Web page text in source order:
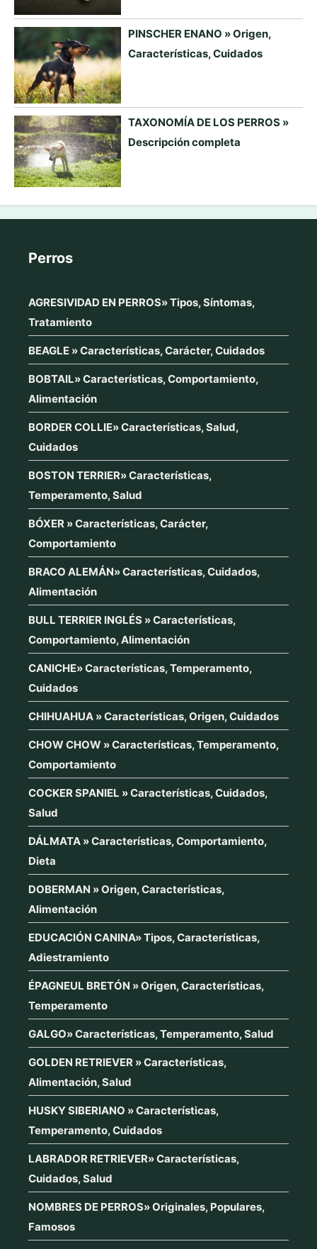
PINSCHER ENANO » Origen,
Características, Cuidados
TAXONOMÍA DE LOS PERROS »
Descripción completa
Perros
AGRESIVIDAD EN PERROS» Tipos, Síntomas,
Tratamiento
BEAGLE » Características, Carácter, Cuidados
BOBTAIL» Características, Comportamiento,
Alimentación
BORDER COLLIE» Características, Salud,
Cuidados
BOSTON TERRIER» Características,
Temperamento, Salud
BÓXER » Características, Carácter,
Comportamiento
BRACO ALEMÁN» Características, Cuidados,
Alimentación
BULL TERRIER INGLÉS » Características,
Comportamiento, Alimentación
CANICHE» Características, Temperamento,
Cuidados
CHIHUAHUA » Características, Origen, Cuidados
CHOW CHOW » Características, Temperamento,
Comportamiento
COCKER SPANIEL » Características, Cuidados,
Salud
DÁLMATA » Características, Comportamiento,
Dieta
DOBERMAN » Origen, Características,
Alimentación
EDUCACIÓN CANINA» Tipos, Características,
Adiestramiento
ÉPAGNEUL BRETÓN » Origen, Características,
Temperamento
GALGO» Características, Temperamento, Salud
GOLDEN RETRIEVER » Características,
Alimentación, Salud
HUSKY SIBERIANO » Características,
Temperamento, Cuidados
LABRADOR RETRIEVER» Características,
Cuidados, Salud
NOMBRES DE PERROS» Originales, Populares,
Famosos